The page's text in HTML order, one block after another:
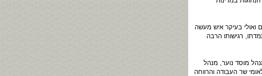
ואולי בעיקר איש מעשה
רגישותו הרבה
מוסד נוער, מנהל
שר העבודה והרווחה